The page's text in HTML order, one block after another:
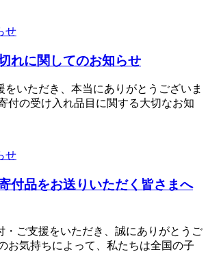
せ
れに関してのお知らせ
をいただき、本当にありがとうございま
付の受け入れ品目に関する大切なお知
せ
付品をお送りいただく皆さまへ
・ご支援をいただき、誠にありがとうご
お気持ちによって、私たちは全国の子